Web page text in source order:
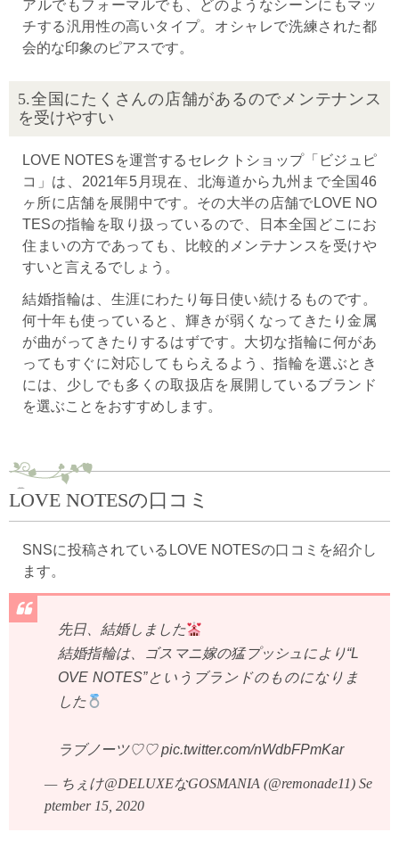
アルでもフォーマルでも、どのようなシーンにもマッ
チする汎用性の高いタイプ。オシャレで洗練された都
会的な印象のピアスです。
5.全国にたくさんの店舗があるのでメンテナンス
を受けやすい
LOVE NOTESを運営するセレクトショップ「ビジュピ
コ」は、2021年5月現在、北海道から九州まで全国46
ヶ所に店舗を展開中です。その大半の店舗でLOVE NO
TESの指輪を取り扱っているので、日本全国どこにお
住まいの方であっても、比較的メンテナンスを受けや
すいと言えるでしょう。
結婚指輪は、生涯にわたり毎日使い続けるものです。
何十年も使っていると、輝きが弱くなってきたり金属
が曲がってきたりするはずです。大切な指輪に何があ
ってもすぐに対応してもらえるよう、指輪を選ぶとき
には、少しでも多くの取扱店を展開しているブランド
を選ぶことをおすすめします。
LOVE NOTESの口コミ
SNSに投稿されているLOVE NOTESの口コミを紹介し
ます。
先日、結婚しました
結婚指輪は、ゴスマニ嫁の猛プッシュにより“L
OVE NOTES”というブランドのものになりま
した
ラブノーツ♡♡pic.twitter.com/nWdbFPmKar
— ちぇけ@DELUXEなGOSMANIA (@remonade11) Se
ptember 15, 2020